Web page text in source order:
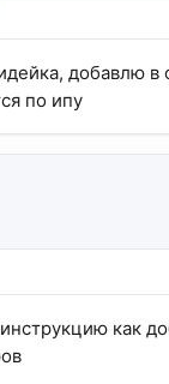
добавлю в
по ипу
как